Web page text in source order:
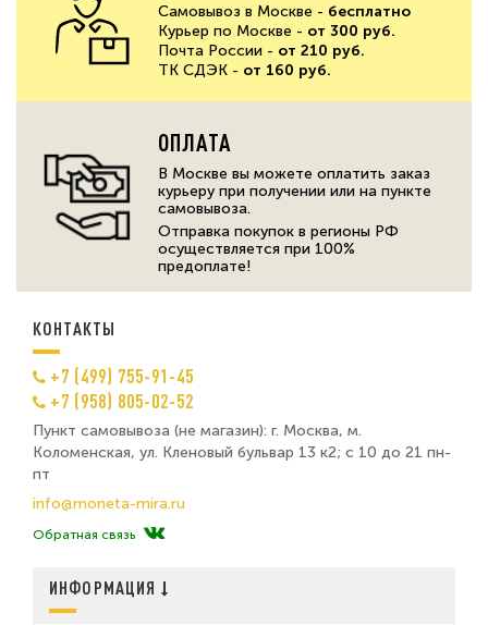
Самовывоз в Москве - бесплатно
Курьер по Москве - от 300 руб.
Почта России - от 210 руб.
ТК СДЭК - от 160 руб.
ОПЛАТА
В Москве вы можете оплатить заказ
курьеру при получении или на пункте
самовывоза.
Отправка покупок в регионы РФ
осуществляется при 100%
предоплате!
КОНТАКТЫ
+7 (499) 755-91-45
+7 (958) 805-02-52
Пункт самовывоза (не магазин): г. Москва, м.
Коломенская, ул. Кленовый бульвар 13 к2; с 10 до 21 пн-
пт
info@moneta-mira.ru
Обратная связь
ИНФОРМАЦИЯ